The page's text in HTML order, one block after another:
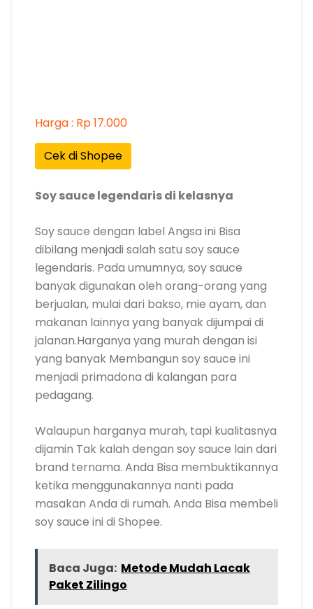
Harga : Rp 17.000
Cek di Shopee
Soy sauce legendaris di kelasnya
Soy sauce dengan label Angsa ini Bisa
dibilang menjadi salah satu soy sauce
legendaris. Pada umumnya, soy sauce
banyak digunakan oleh orang-orang yang
berjualan, mulai dari bakso, mie ayam, dan
makanan lainnya yang banyak dijumpai di
jalanan.Harganya yang murah dengan isi
yang banyak Membangun soy sauce ini
menjadi primadona di kalangan para
pedagang.
Walaupun harganya murah, tapi kualitasnya
dijamin Tak kalah dengan soy sauce lain dari
brand ternama. Anda Bisa membuktikannya
ketika menggunakannya nanti pada
masakan Anda di rumah. Anda Bisa membeli
soy sauce ini di Shopee.
Baca Juga: Metode Mudah Lacak
Paket Zilingo